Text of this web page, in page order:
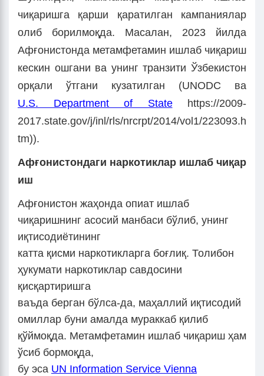
чиқаришга қарши қаратилган кампаниялар
олиб борилмоқда. Масалан, 2023 йилда
Афғонистонда метамфетамин ишлаб чиқариш
кескин ошгани ва унинг транзити Ўзбекистон
орқали ўтгани кузатилган (UNODC ва
U.S. Department of Statehttps://2009-
2017.state.gov/j/inl/rls/nrcrpt/2014/vol1/223093.h
tm)).
Афғонистондаги наркотиклар ишлаб чиқар
иш
Афғонистон жаҳонда опиат ишлаб
чиқаришнинг асосий манбаси бўлиб, унинг
иқтисодиётининг
катта қисми наркотикларга боғлиқ. Толибон
ҳукумати наркотиклар савдосини
қисқартиришга
ваъда берган бўлса-да, маҳаллий иқтисодий
омиллар буни амалда мураккаб қилиб
қўймоқда. Метамфетамин ишлаб чиқариш ҳам
ўсиб бормоқда,
бу эса UN Information Service Vienna